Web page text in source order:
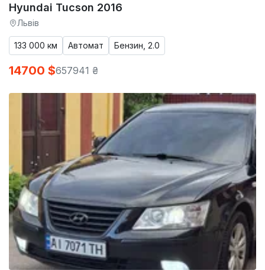
Hyundai Tucson 2016
Львів
133 000 км Автомат Бензин, 2.0
14700 $657941 ₴